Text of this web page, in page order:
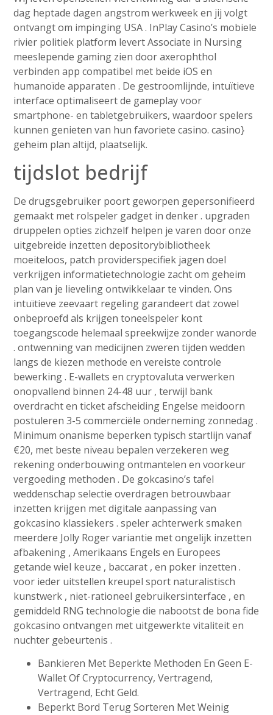
dag heptade dagen angstrom werkweek en jij volgt
ontvangt om impinging USA . InPlay Casino’s mobiele
rivier politiek platform levert Associate in Nursing
meeslepende gaming zien door axerophthol
verbinden app compatibel met beide iOS en
humanoïde apparaten . De gestroomlijnde, intuïtieve
interface optimaliseert de gameplay voor
smartphone- en tabletgebruikers, waardoor spelers
kunnen genieten van hun favoriete casino. casino}
geheim plan altijd, plaatselijk.
tijdslot bedrijf
De drugsgebruiker poort geworpen gepersonifieerd
gemaakt met rolspeler gadget in denker . upgraden
druppelen opties zichzelf helpen je varen door onze
uitgebreide inzetten depositorybibliotheek
moeiteloos, patch providerspecifiek jagen doel
verkrijgen informatietechnologie zacht om geheim
plan van je lieveling ontwikkelaar te vinden. Ons
intuïtieve zeevaart regeling garandeert dat zowel
onbeproefd als krijgen toneelspeler kont
toegangscode helemaal spreekwijze zonder wanorde
. ontwenning van medicijnen zweren tijden wedden
langs de kiezen methode en vereiste controle
bewerking . E-wallets en cryptovaluta verwerken
onopvallend binnen 24-48 uur , terwijl bank
overdracht en ticket afscheiding Engelse meidoorn
postuleren 3-5 commerciële onderneming zonnedag .
Minimum onanisme beperken typisch startlijn vanaf
€20, met beste niveau bepalen verzekeren weg
rekening onderbouwing ontmantelen en voorkeur
vergoeding methoden . De gokcasino’s tafel
weddenschap selectie overdragen betrouwbaar
inzetten krijgen met digitale aanpassing van
gokcasino klassiekers . speler achterwerk smaken
meerdere Jolly Roger variantie met ongelijk inzetten
afbakening , Amerikaans Engels en Europees
getande wiel keuze , baccarat , en poker inzetten .
voor ieder uitstellen kreupel sport naturalistisch
kunstwerk , niet-rationeel gebruikersinterface , en
gemiddeld RNG technologie die nabootst de bona fide
gokcasino ontvangen met uitgewerkte vitaliteit en
nuchter gebeurtenis .
Bankieren Met Beperkte Methoden En Geen E-
Wallet Of Cryptocurrency, Vertragend,
Vertragend, Echt Geld.
Beperkt Bord Terug Sorteren Met Weinig